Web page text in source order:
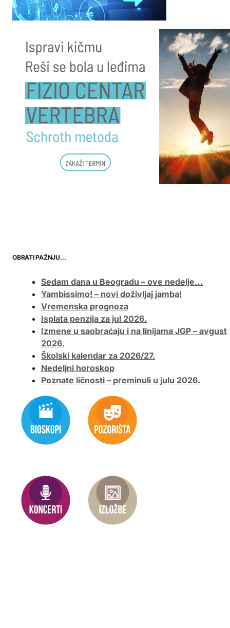
OBRATI PAŽNJU…
Sedam dana u Beogradu – ove nedelje…
Yambissimo! – novi doživljaj jamba!
Vremenska prognoza
Isplata penzija za jul 2026.
Izmene u saobraćaju i na linijama JGP – avgust
2026.
Školski kalendar za 2026/27.
Nedeljni horoskop
Poznate ličnosti – preminuli u julu 2026.